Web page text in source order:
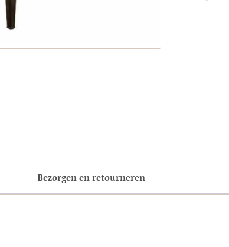
Bezorgen en retourneren